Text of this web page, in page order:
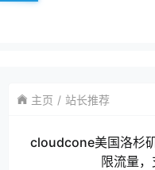
主页 站长推荐
cloudcone美国洛杉
限流量